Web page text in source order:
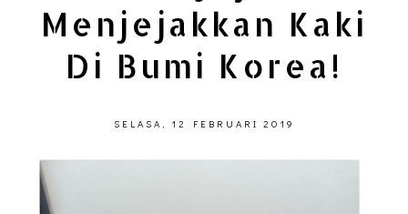
Menjejakkan Kaki
Di Bumi Korea!
SELASA, 12 FEBRUARI 2019